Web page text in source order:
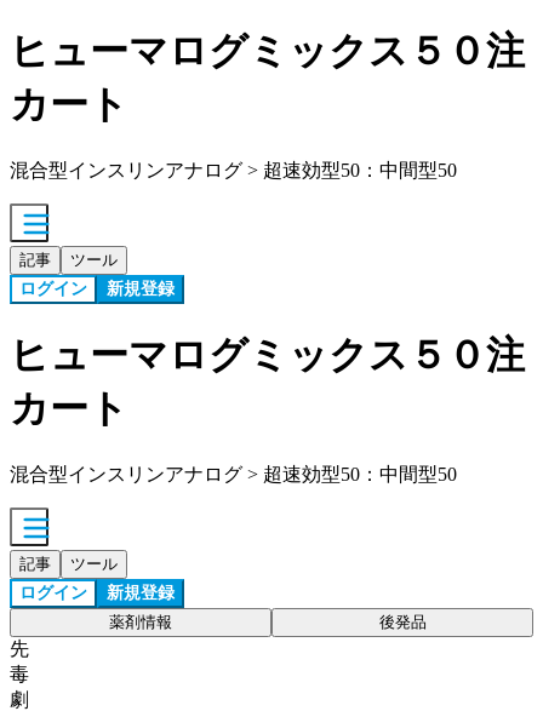
ヒューマログミックス５０注
カート
混合型インスリンアナログ > 超速効型50：中間型50
記事 ツール
ログイン 新規登録
ヒューマログミックス５０注
カート
混合型インスリンアナログ > 超速効型50：中間型50
記事 ツール
ログイン 新規登録
薬剤情報 後発品
先
毒
劇